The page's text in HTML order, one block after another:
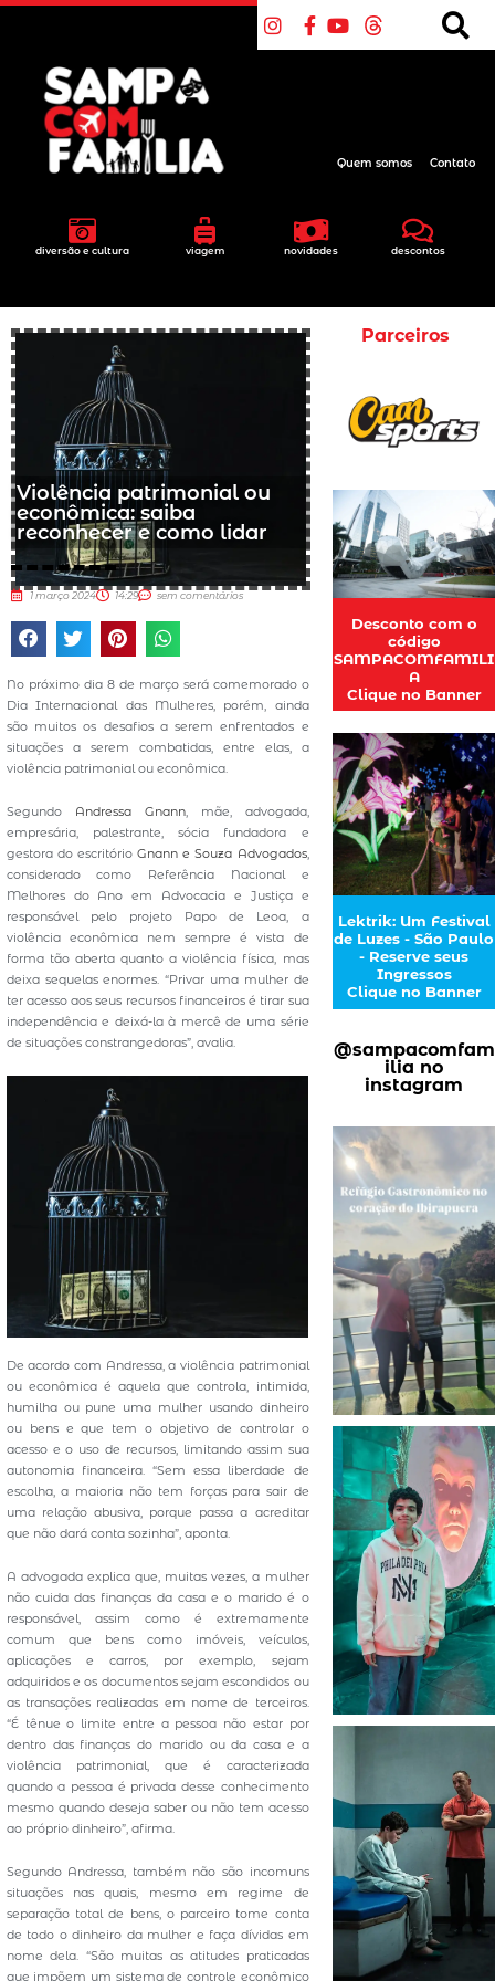
diversão e cultura viagem novidades descontos
Quem somos Contato
Violência patrimonial ou
econômica: saiba
reconhecer e como lidar
1 março 2024 14:29 sem comentários
No próximo dia 8 de março será comemorado o
Dia Internacional das Mulheres, porém, ainda
são muitos os desafios a serem enfrentados e
situações a serem combatidas, entre elas, a
violência patrimonial ou econômica.
Segundo Andressa Gnann, mãe, advogada,
empresária, palestrante, sócia fundadora e
gestora do escritórioGnann e Souza Advogados,
considerado como Referência Nacional e
Melhores do Ano em Advocacia e Justiça e
responsável pelo projeto Papo de Leoa, a
violência econômica nem sempre é vista de
forma tão aberta quanto a violência física, mas
deixa sequelas enormes. “Privar uma mulher de
ter acesso aos seus recursos financeiros é tirar sua
independência e deixá-la à mercê de uma série
de situações constrangedoras”, avalia.
De acordo com Andressa, a violência patrimonial
ou econômica é aquela que controla, intimida,
humilha ou pune uma mulher usando dinheiro
ou bens e que tem o objetivo de controlar o
acesso e o uso de recursos, limitando assim sua
autonomia financeira. “Sem essa liberdade de
escolha, a maioria não tem forças para sair de
uma relação abusiva, porque passa a acreditar
que não dará conta sozinha”, aponta.
A advogada explica que, muitas vezes, a mulher
não cuida das finanças da casa e o marido é o
responsável, assim como é extremamente
comum que bens como imóveis, veículos,
aplicações e carros, por exemplo, sejam
adquiridos e os documentos sejam escondidos ou
as transações realizadas em nome de terceiros.
“É tênue o limite entre a pessoa não estar por
dentro das finanças do marido ou da casa e a
violência patrimonial, que é caracterizada
quando a pessoa é privada desse conhecimento
mesmo quando deseja saber ou não tem acesso
ao próprio dinheiro”, afirma.
Segundo Andressa, também não são incomuns
situações nas quais, mesmo em regime de
separação total de bens, o parceiro tome conta
de todo o dinheiro da mulher e faça dívidas em
nome dela. “São muitas as atitudes praticadas
que impõem um sistema de controle econômico
Parceiros
Desconto com o
código
SAMPACOMFAMILI
A
Clique no Banner
Lektrik: Um Festival
de Luzes - São Paulo
- Reserve seus
Ingressos
Clique no Banner
@sampacomfam
ilia no
instagram